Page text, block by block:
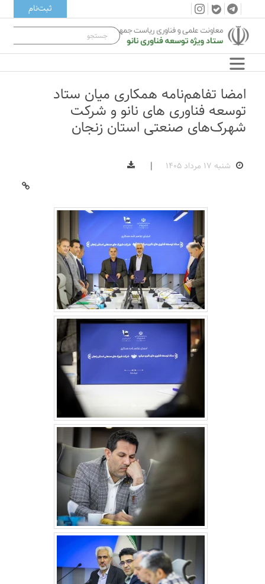
ثبت‌نام
امضا تفاهم‌نامه همکاری میان ستاد
توسعه فناوری های نانو و شرکت
شهرک‌‌های صنعتی استان زنجان
شنبه ۱۷ مرداد ۱۴۰۵ |